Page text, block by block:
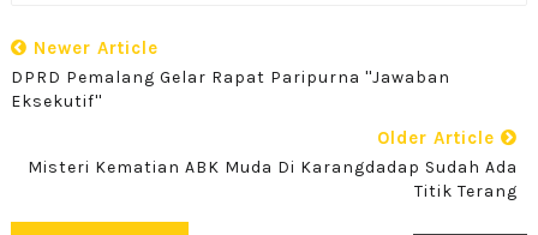
Newer Article
DPRD Pemalang Gelar Rapat Paripurna ''Jawaban
Eksekutif''
Older Article
Misteri Kematian ABK Muda Di Karangdadap Sudah Ada
Titik Terang